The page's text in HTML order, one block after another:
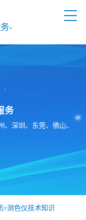
-
务
深圳、东莞、佛山、
>测色仪技术知识